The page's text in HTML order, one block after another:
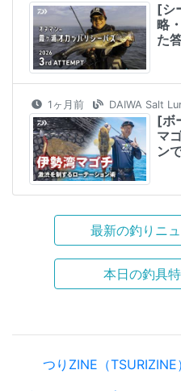
[シ
略
た
1ヶ月前 DAIWA Salt
[ボ
マ
ン
最新の釣りニ
本日の釣具
つりZINE（TSURIZINE